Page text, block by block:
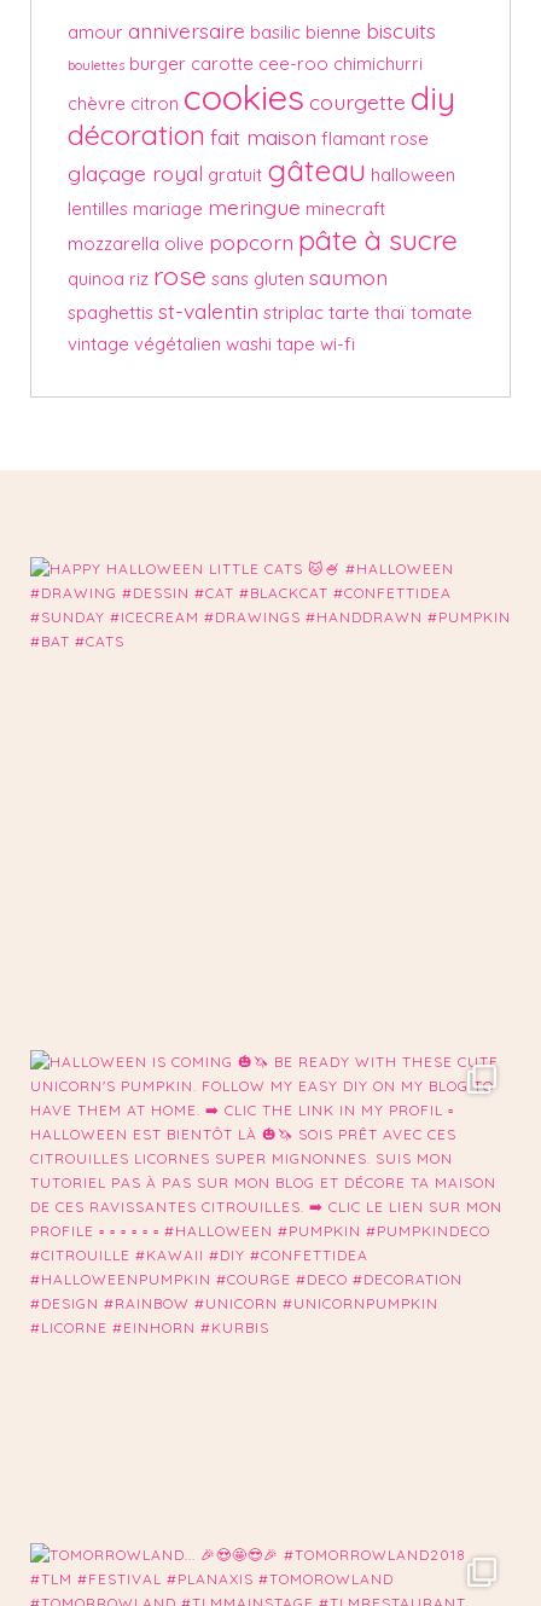
amour anniversaire basilic bienne biscuits
boulettes burger carotte cee-roo chimichurri
chèvre citron cookies courgette diy
décoration fait maison flamant rose
glaçage royal gratuit gâteau halloween
lentilles mariage meringue minecraft
mozzarella olive popcorn pâte à sucre
quinoa riz rose sans gluten saumon
spaghettis st-valentin striplac tarte thaï tomate
vintage végétalien washi tape wi-fi